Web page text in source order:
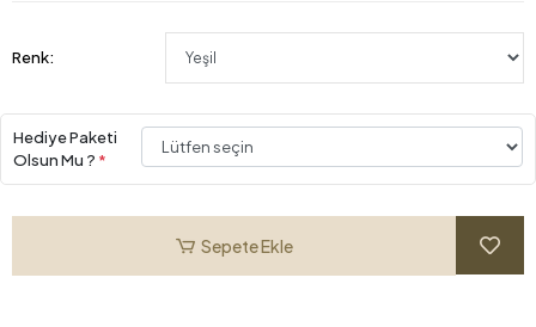
Renk:
Hediye Paketi
Olsun Mu ? *
Sepete Ekle